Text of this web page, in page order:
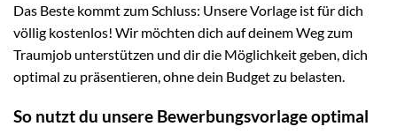
Das Beste kommt zum Schluss: Unsere Vorlage ist für dich
völlig kostenlos! Wir möchten dich auf deinem Weg zum
Traumjob unterstützen und dir die Möglichkeit geben, dich
optimal zu präsentieren, ohne dein Budget zu belasten.
So nutzt du unsere Bewerbungsvorlage optimal